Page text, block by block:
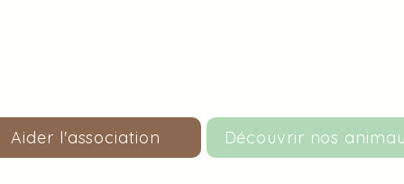
Aider l'association Découvrir nos